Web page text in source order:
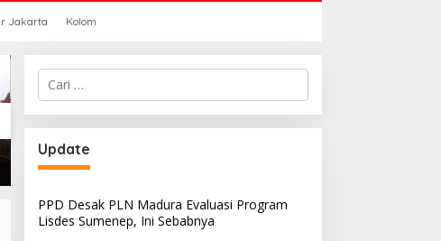
Jakarta Kolom
DPRD Sampang Dukung
Pemidanaan Kaum LGBT
Cari
untuk:
Update
PPD Desak PLN Madura Evaluasi Program
Lisdes Sumenep, Ini Sebabnya